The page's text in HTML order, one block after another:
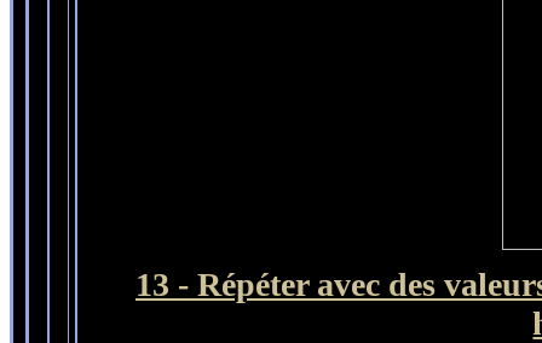
13 - Répéter avec des